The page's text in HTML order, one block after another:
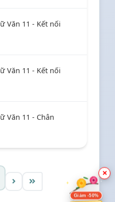
Văn 11 - Kết nối
Văn 11 - Kết nối
Văn 11 - Chân
×
Giảm -50%